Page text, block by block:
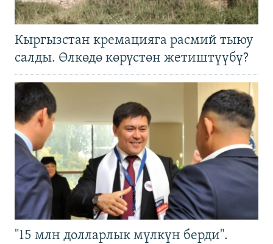
Кыргызстан кремацияга расмий тыюу
салды. Өлкөдө көрүстөн жетиштүүбү?
"15 млн долларлык мүлкүн берди".